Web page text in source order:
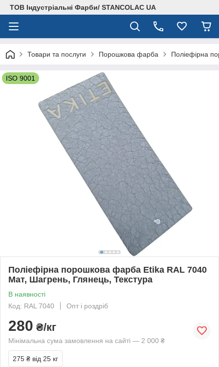
ТОВ Індустріальні Фарби/ STANCOLAC UA
Товари та послуги Порошкова фарба Поліефірна
ISO 9001
Поліефірна порошкова фарба Etika RAL 7040
Мат, Шагрень, Глянець, Текстура
В наявності
Код: RAL 7040
Опт і роздріб
280 ₴/кг
Мінімальна сума замовлення на сайті — 2 000 ₴
275 ₴ від 25 кг